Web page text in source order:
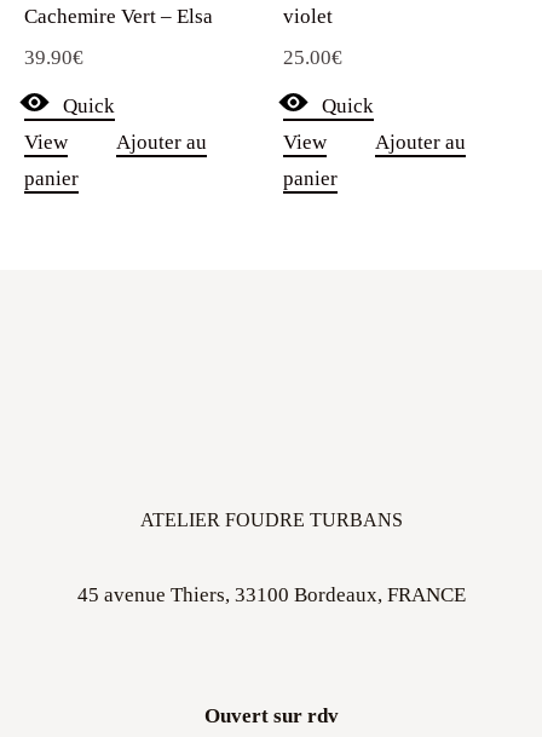
Cachemire Vert – Elsa
39.90€
Quick
View
Ajouter au
panier
violet
25.00€
Quick
View
Ajouter au
panier
ATELIER FOUDRE TURBANS
45 avenue Thiers, 33100 Bordeaux, FRANCE
Ouvert sur rdv